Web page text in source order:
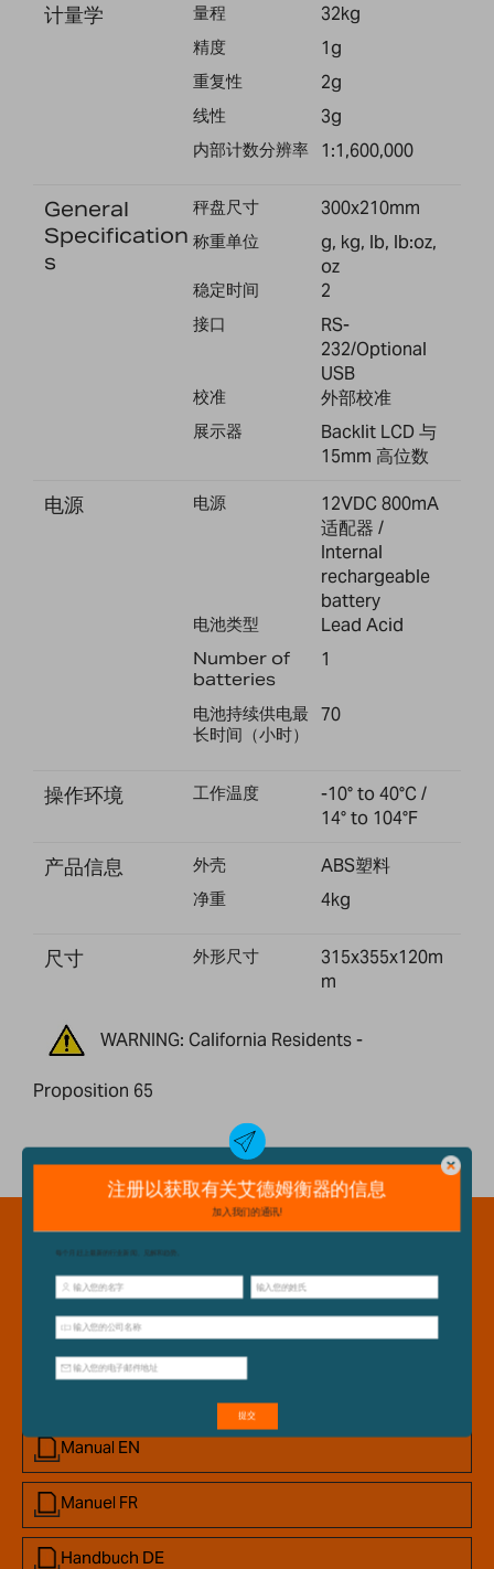
计量学 量程 32kg
精度 1g
重复性 2g
线性 3g
内部计数分辨率 1:1,600,000
General
Specification
s
秤盘尺寸 300x210mm
称重单位
g, kg, lb, lb:oz,
oz
稳定时间 2
接口
RS-
232/Optional
USB
校准 外部校准
展示器
Backlit LCD 与
15mm 高位数
电源 电源
12VDC 800mA
适配器 /
Internal
rechargeable
battery
电池类型 Lead Acid
Number of
batteries
1
电池持续供电最
长时间（小时）
70
操作环境 工作温度
-10° to 40°C /
14° to 104°F
产品信息 外壳 ABS塑料
净重 4kg
尺寸 外形尺寸
315x355x120m
m
WARNING: California Residents -
Proposition 65
Downloadable
Resources
用户手册
Manual EN
Manuel FR
Handbuch DE